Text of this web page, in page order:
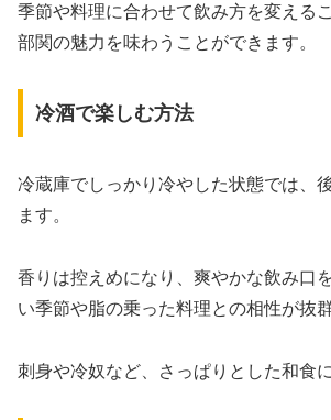
季節や料理に合わせて飲み方を変える
部関の魅力を味わうことができます。
冷酒で楽しむ方法
冷蔵庫でしっかり冷やした状態では、
ます。
香りは控えめになり、爽やかな飲み口
い季節や脂の乗った料理との相性が抜群
刺身や冷奴など、さっぱりとした和食